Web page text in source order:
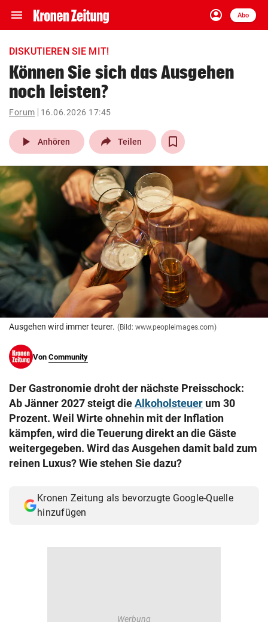
menu Navigation
ein-/ausklappen
account_circle
Anmelden
Abo
close Schließen
account_circle Anmelden
pin_drop
Wien arrow_right
bookmark
search
Suchbegriff
eingeben
© Krone Multimedia GmbH & Co KG 2026
Muthgasse 2, 1190 Wien
DISKUTIEREN SIE MIT!
Können Sie sich das Ausgehen
noch leisten?
Forum 16.06.2026 17:45
play_arrow Anhören Teilen
Ausgehen wird immer teurer. (Bild: www.peopleimages.com)
Von Community
Der Gastronomie droht der nächste Preisschock:
Ab Jänner 2027 steigt dieAlkoholsteuer um 30
Prozent. Weil Wirte ohnehin mit der Inflation
kämpfen, wird die Teuerung direkt an die Gäste
weitergegeben. Wird das Ausgehen damit bald zum
reinen Luxus? Wie stehen Sie dazu?
Kronen Zeitung als bevorzugte Google-Quelle
hinzufügen